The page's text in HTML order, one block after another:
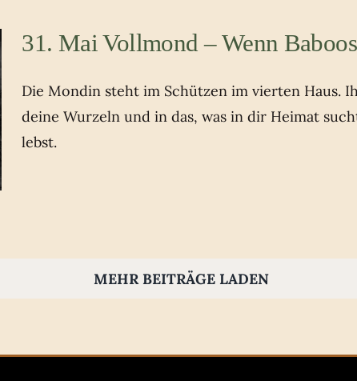
31. Mai Vollmond – Wenn
Die Mondin steht im Schützen im vierten Haus.
deine Wurzeln und in das, was in dir Heimat
lebst.
MEHR BEITRÄGE LADEN